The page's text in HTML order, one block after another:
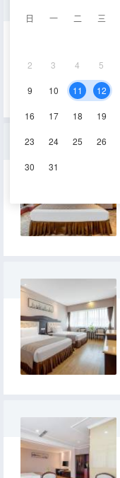
日 一 二 三
2 3 4 5
9 10 11 12
16 17 18 19
23 24 25 26
30 31